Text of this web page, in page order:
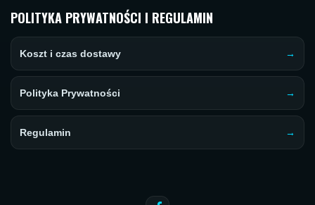
POLITYKA PRYWATNOŚCI I REGULAMIN
Koszt i czas dostawy
Polityka Prywatności
Regulamin